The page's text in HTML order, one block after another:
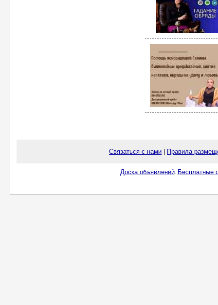
Связаться с нами Правила
Доска объявлений. Бесплатные